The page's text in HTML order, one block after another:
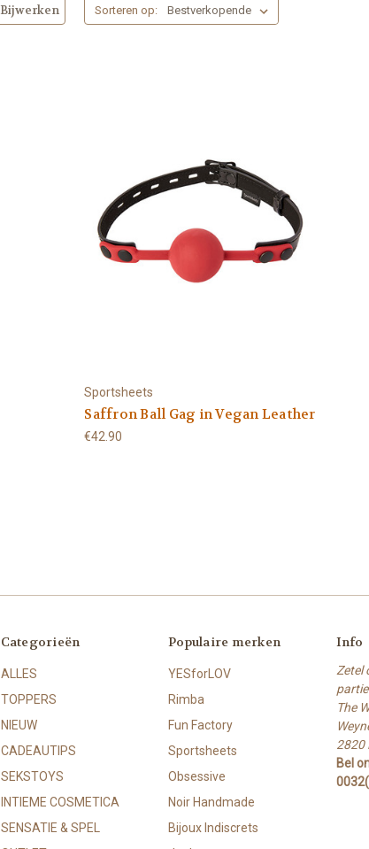
Bijwerken Sorteren op:
Sportsheets
Saffron Ball Gag in Vegan Leather
€42.90
Categorieën
ALLES
TOPPERS
NIEUW
CADEAUTIPS
SEKSTOYS
INTIEME COSMETICA
SENSATIE & SPEL
Populaire merken
YESforLOV
Rimba
Fun Factory
Sportsheets
Obsessive
Noir Handmade
Bijoux Indiscrets
Info
Zetel
The
2820
Bel